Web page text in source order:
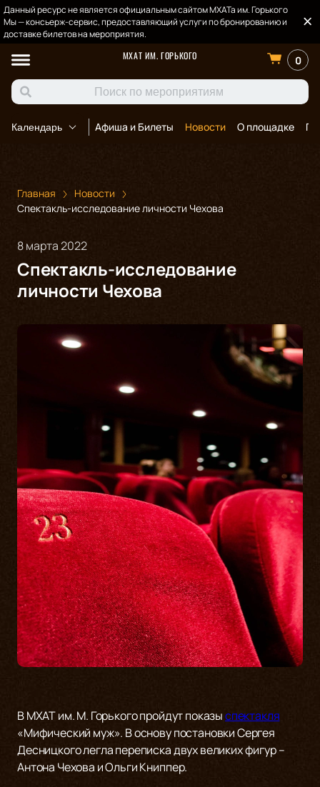
Данный ресурс не является официальным сайтом МХАТа им. Горького
Мы — консьерж-сервис, предоставляющий услуги по бронированию и
доставке билетов на мероприятия.
МХАТ ИМ. ГОРЬКОГО
0
Календарь Афиша и Билеты Новости О площадке
Главная
Новости
Спектакль-исследование личности Чехова
8 марта 2022
Спектакль-исследование
личности Чехова
В МХАТ им. М. Горького пройдут показыспектакля
«Мифический муж». В основу постановки Сергея
Десницкого легла переписка двух великих фигур –
Антона Чехова и Ольги Книппер.